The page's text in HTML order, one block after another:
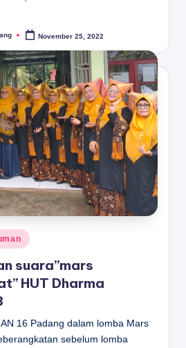
November 25, 2022
suara”mars
HUT Dharma
16 Padang dalam lomba Mars
sebelum lomba